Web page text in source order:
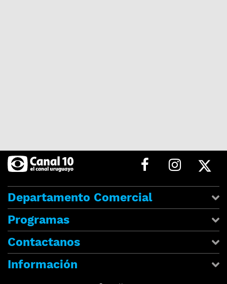
Departamento Comercial
Programas
Contactanos
Información